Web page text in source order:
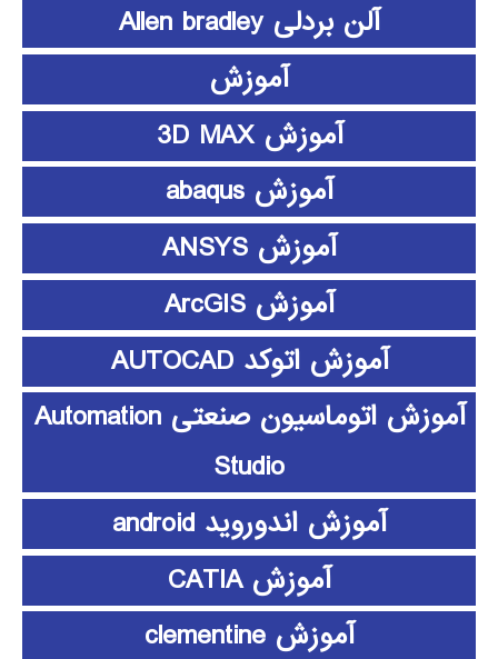
آلن بردلی Allen bradley
آموزش
آموزش 3D MAX
آموزش abaqus
آموزش ANSYS
آموزش ArcGIS
آموزش اتوکد AUTOCAD
آموزش اتوماسیون صنعتی Automation
Studio
آموزش اندوروید android
آموزش CATIA
آموزش clementine